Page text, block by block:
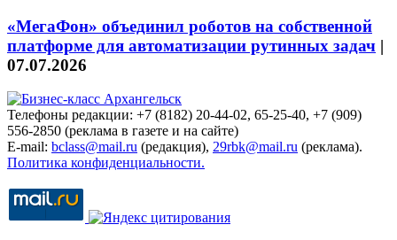
«МегаФон» объединил роботов на собственной
платформе для автоматизации рутинных задач |
07.07.2026
Телефоны редакции: +7 (8182) 20-44-02, 65-25-40, +7 (909)
556-2850 (реклама в газете и на сайте)
E-mail: bclass@mail.ru (редакция), 29rbk@mail.ru (реклама).
Политика конфиденциальности.